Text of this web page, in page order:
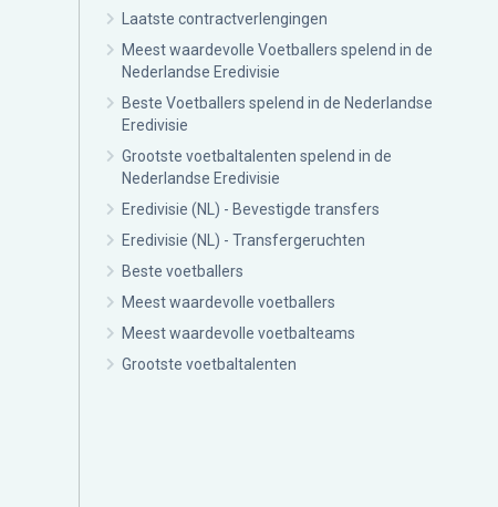
Laatste contractverlengingen
Meest waardevolle Voetballers spelend in de
Nederlandse Eredivisie
Beste Voetballers spelend in de Nederlandse
Eredivisie
Grootste voetbaltalenten spelend in de
Nederlandse Eredivisie
Eredivisie (NL) - Bevestigde transfers
Eredivisie (NL) - Transfergeruchten
Beste voetballers
Meest waardevolle voetballers
Meest waardevolle voetbalteams
Grootste voetbaltalenten